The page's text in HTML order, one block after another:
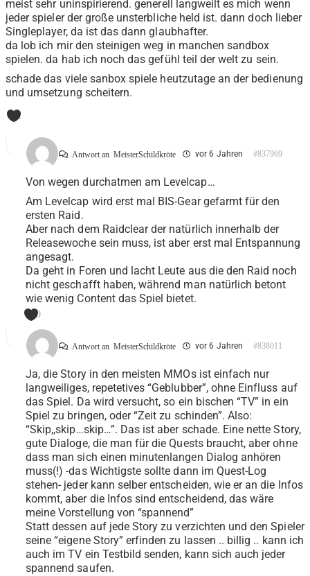
meist sehr uninspirierend. generell langweilt es mich wenn
jeder spieler der große unsterbliche held ist. dann doch lieber
Singleplayer, da ist das dann glaubhafter.
da lob ich mir den steinigen weg in manchen sandbox
spielen. da hab ich noch das gefühl teil der welt zu sein.
schade das viele sanbox spiele heutzutage an der bedienung
und umsetzung scheitern.
1
Antwort an MeisterSchildkröte vor 6 Jahren #837969
Von wegen durchatmen am Levelcap…
Am Levelcap wird erst mal BIS-Gear gefarmt für den
ersten Raid.
Aber nach dem Raidclear der natürlich innerhalb der
Releasewoche sein muss, ist aber erst mal Entspannung
angesagt.
Da geht in Foren und lacht Leute aus die den Raid noch
nicht geschafft haben, während man natürlich betont
wie wenig Content das Spiel bietet.
0
Antwort an MeisterSchildkröte vor 6 Jahren #838011
Ja, die Story in den meisten MMOs ist einfach nur
langweiliges, repetetives “Geblubber”, ohne Einfluss auf
das Spiel. Da wird versucht, so ein bischen “TV” in ein
Spiel zu bringen, oder “Zeit zu schinden”. Also:
“Skip,,skip…skip…”. Das ist aber schade. Eine nette Story,
gute Dialoge, die man für die Quests braucht, aber ohne
dass man sich einen minutenlangen Dialog anhören
muss(!) -das Wichtigste sollte dann im Quest-Log
stehen- jeder kann selber entscheiden, wie er an die Infos
kommt, aber die Infos sind entscheidend, das wäre
meine Vorstellung von “spannend”
Statt dessen auf jede Story zu verzichten und den Spieler
seine “eigene Story” erfinden zu lassen .. billig .. kann ich
auch im TV ein Testbild senden, kann sich auch jeder
spannend saufen.